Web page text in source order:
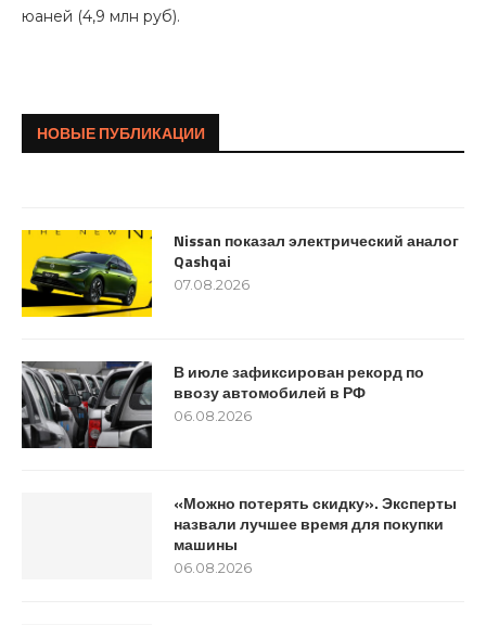
юаней (4,9 млн руб).
НОВЫЕ ПУБЛИКАЦИИ
Мусоровоз вывалил горящий мусор
на дорогу в центре Москвы
Nissan показал электрический аналог
Qashqai
07.08.2026
В июле зафиксирован рекорд по
ввозу автомобилей в РФ
06.08.2026
«Можно потерять скидку». Эксперты
назвали лучшее время для покупки
машины
06.08.2026